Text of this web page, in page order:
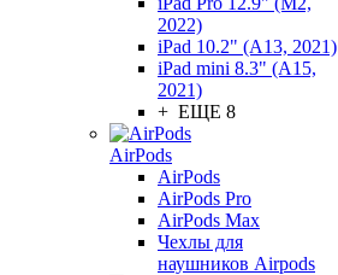
2022)
iPad 10.2" (A13, 2021)
iPad mini 8.3" (A15,
2021)
+ ЕЩЕ 8
AirPods
AirPods
AirPods Pro
AirPods Max
Чехлы для
наушников Airpods